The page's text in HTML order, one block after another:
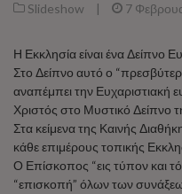
Slideshow | 7
Η Εκκλησία είναι ένα Δείπνο
Στο Δείπνο αυτό ο
αναπέμπει την Ευχαριστιακή
Χριστός στο Μυστικό Δείπνο
Στα κείμενα της Καινής
κάθε επιμέρους τοπικής
Ο Επίσκοπος “εις τύπον και
“επισκοπή” όλων των